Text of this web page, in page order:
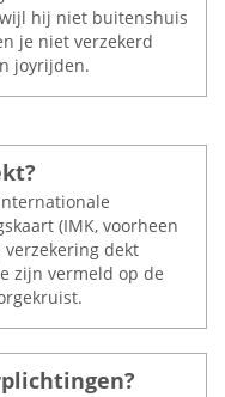
hij niet buitenshuis
je niet verzekerd
joyrijden.
(IMK, voorheen
verzekering dekt
zijn vermeld op de